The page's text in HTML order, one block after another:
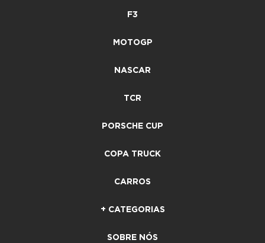
F3
MOTOGP
NASCAR
TCR
PORSCHE CUP
COPA TRUCK
CARROS
+ CATEGORIAS
SOBRE NÓS